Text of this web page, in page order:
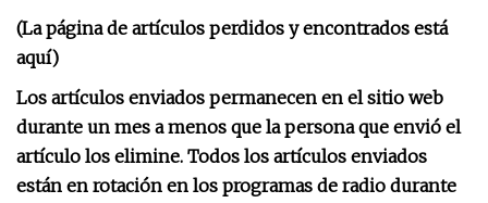
(La página de artículos perdidos y encontrados está
aquí)
Los artículos enviados permanecen en el sitio web
durante un mes a menos que la persona que envió el
artículo los elimine. Todos los artículos enviados
están en rotación en los programas de radio durante